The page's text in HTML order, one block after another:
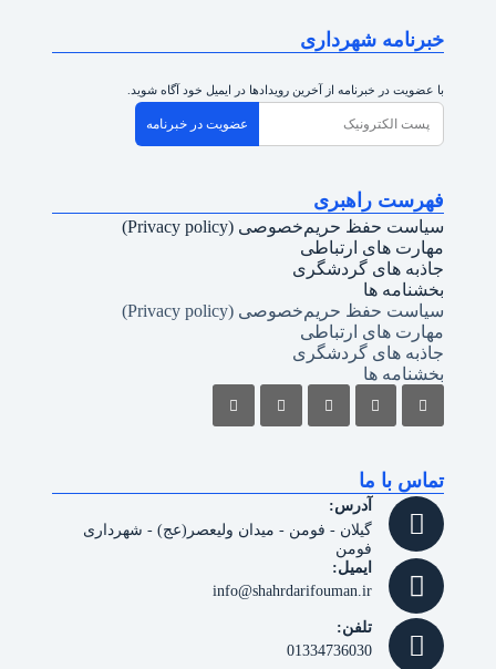
خبرنامه شهرداری
با عضویت در خبرنامه از آخرین رویدادها در ایمیل خود آگاه شوید.
عضویت در خبرنامه
فهرست راهبری
سیاست حفظ حریم‌خصوصی (Privacy policy)
مهارت های ارتباطی
جاذبه های گردشگری
بخشنامه ها
سیاست حفظ حریم‌خصوصی (Privacy policy)
مهارت های ارتباطی
جاذبه های گردشگری
بخشنامه ها
تماس با ما
آدرس:
گیلان - فومن - میدان ولیعصر(عج) - شهرداری
فومن
ایمیل:
info@shahrdarifouman.ir
تلفن:
01334736030